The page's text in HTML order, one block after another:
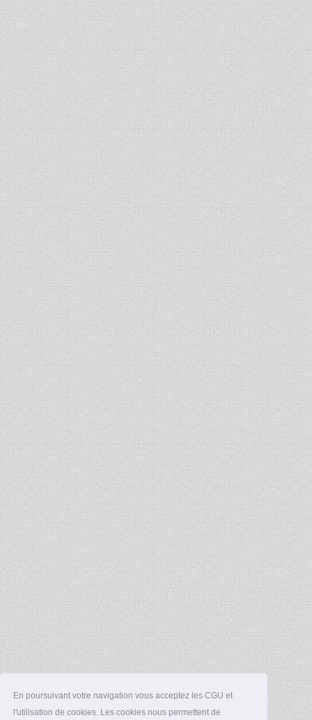
En poursuivant votre navigation vous acceptez les CGU et
l'utilisation de cookies. Les cookies nous permettent de